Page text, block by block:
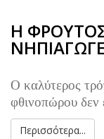
Η
Ο καλύτερος
φθινοπώρου δεν
Περισσότερα...